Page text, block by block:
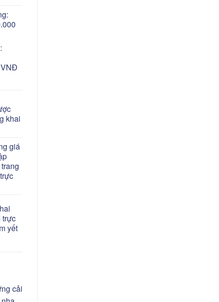
khai
giá
trực
yết
cải